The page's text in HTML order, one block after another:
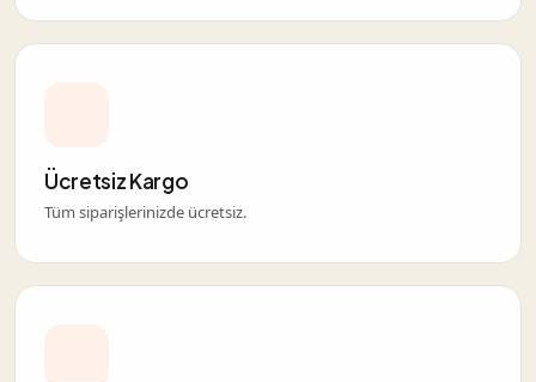
Ücretsiz Kargo
Tüm siparişlerinizde ücretsiz.